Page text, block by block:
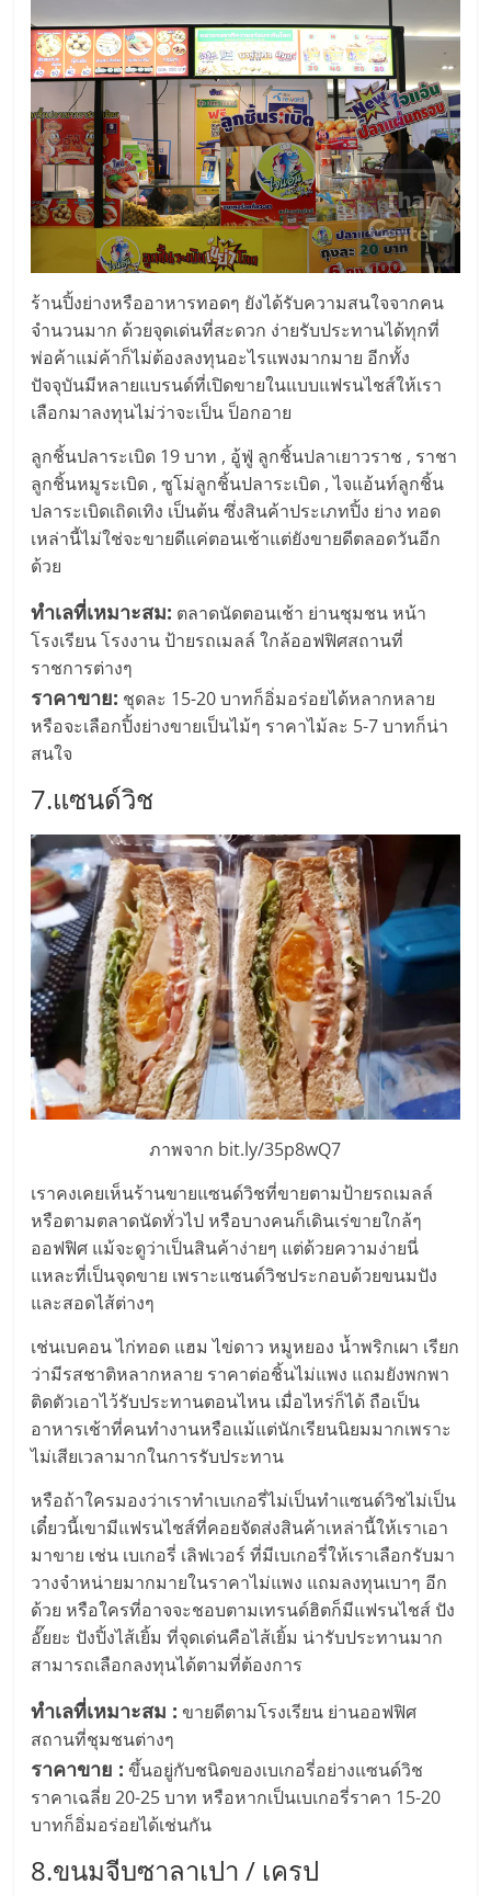
รวม
แฟ
รน
ไชส์
พร้อม
ทำเล
สำหรับ
เปิด
ฟรี,
บริการ
พัฒนา
ระบบ
แฟ
รน
ไชส์"
ร้านปิ้งย่างหรืออาหารทอดๆ ยังได้รับความสนใจจากคน
จำนวนมาก ด้วยจุดเด่นที่สะดวก ง่ายรับประทานได้ทุกที่
พ่อค้าแม่ค้าก็ไม่ต้องลงทุนอะไรแพงมากมาย อีกทั้ง
ปัจจุบันมีหลายแบรนด์ที่เปิดขายในแบบแฟรนไชส์ให้เรา
เลือกมาลงทุนไม่ว่าจะเป็น ป็อกอาย
ลูกชิ้นปลาระเบิด 19 บาท , อู้ฟู่ ลูกชิ้นปลาเยาวราช , ราชา
ลูกชิ้นหมูระเบิด , ซูโม่ลูกชิ้นปลาระเบิด , ไจแอ้นท์ลูกชิ้น
ปลาระเบิดเถิดเทิง เป็นต้น ซึ่งสินค้าประเภทปิ้ง ย่าง ทอด
เหล่านี้ไม่ใช่จะขายดีแค่ตอนเช้าแต่ยังขายดีตลอดวันอีก
ด้วย
ทำเลที่เหมาะสม: ตลาดนัดตอนเช้า ย่านชุมชน หน้า
โรงเรียน โรงงาน ป้ายรถเมลล์ ใกล้ออฟฟิศสถานที่
ราชการต่างๆ
ราคาขาย: ชุดละ 15-20 บาทก็อิ่มอร่อยได้หลากหลาย
หรือจะเลือกปิ้งย่างขายเป็นไม้ๆ ราคาไม้ละ 5-7 บาทก็น่า
สนใจ
7.แซนด์วิช
ภาพจาก bit.ly/35p8wQ7
เราคงเคยเห็นร้านขายแซนด์วิชที่ขายตามป้ายรถเมลล์
หรือตามตลาดนัดทั่วไป หรือบางคนก็เดินเร่ขายใกล้ๆ
ออฟฟิศ แม้จะดูว่าเป็นสินค้าง่ายๆ แต่ด้วยความง่ายนี่
แหละที่เป็นจุดขาย เพราะแซนด์วิชประกอบด้วยขนมปัง
และสอดไส้ต่างๆ
เช่นเบคอน ไก่ทอด แฮม ไข่ดาว หมูหยอง น้ำพริกเผา เรียก
ว่ามีรสชาติหลากหลาย ราคาต่อชิ้นไม่แพง แถมยังพกพา
ติดตัวเอาไว้รับประทานตอนไหน เมื่อไหร่ก็ได้ ถือเป็น
อาหารเช้าที่คนทำงานหรือแม้แต่นักเรียนนิยมมากเพราะ
ไม่เสียเวลามากในการรับประทาน
หรือถ้าใครมองว่าเราทำเบเกอรี่ไม่เป็นทำแซนด์วิชไม่เป็น
เดี๋ยวนี้เขามีแฟรนไชส์ที่คอยจัดส่งสินค้าเหล่านี้ให้เราเอา
มาขาย เช่น เบเกอรี่ เลิฟเวอร์ ที่มีเบเกอรี่ให้เราเลือกรับมา
วางจำหน่ายมากมายในราคาไม่แพง แถมลงทุนเบาๆ อีก
ด้วย หรือใครที่อาจจะชอบตามเทรนด์ฮิตก็มีแฟรนไชส์ ปัง
อั๊ยยะ ปังปิ้งไส้เยิ้ม ที่จุดเด่นคือไส้เยิ้ม น่ารับประทานมาก
สามารถเลือกลงทุนได้ตามที่ต้องการ
ทำเลที่เหมาะสม : ขายดีตามโรงเรียน ย่านออฟฟิศ
สถานที่ชุมชนต่างๆ
ราคาขาย : ขึ้นอยู่กับชนิดของเบเกอรี่อย่างแซนด์วิช
ราคาเฉลี่ย 20-25 บาท หรือหากเป็นเบเกอรี่ราคา 15-20
บาทก็อิ่มอร่อยได้เช่นกัน
8.ขนมจีบซาลาเปา / เครป